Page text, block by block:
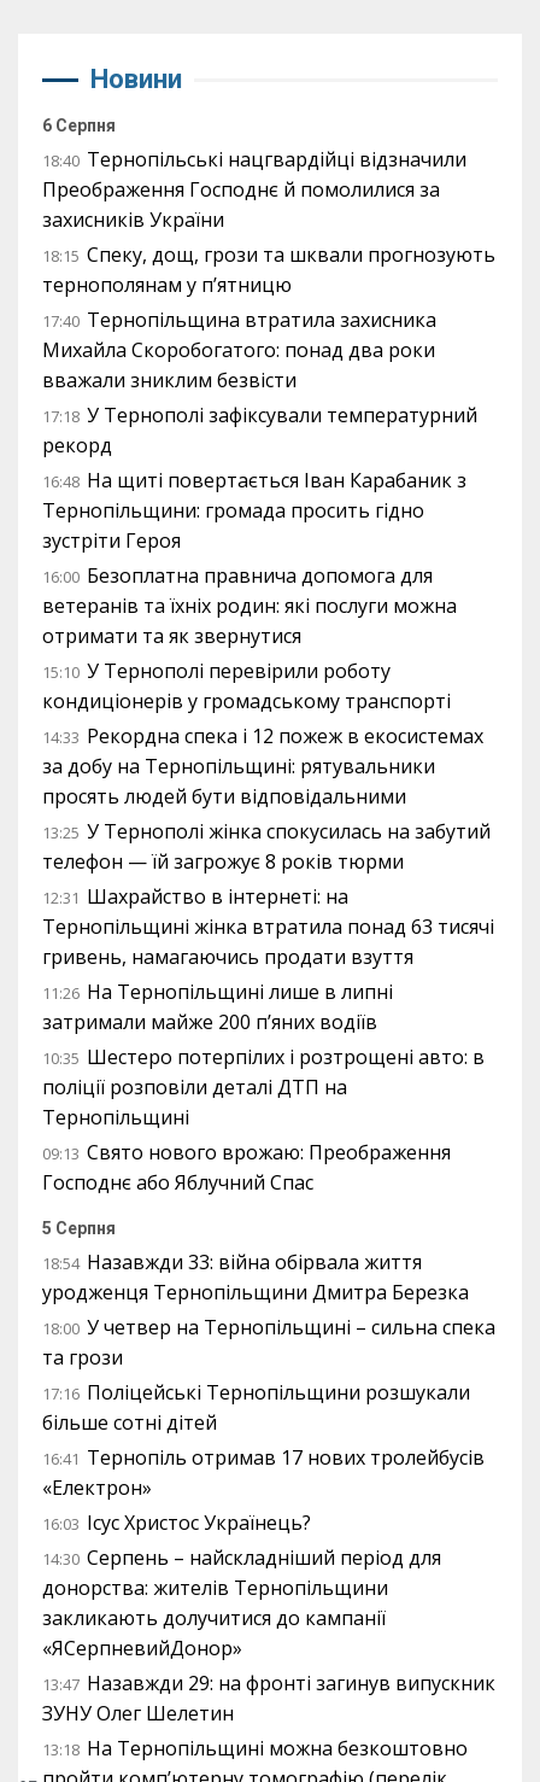
Новини
6 Серпня
18:40 Тернопільські нацгвардійці відзначили
Преображення Господнє й помолилися за
захисників України
18:15 Спеку, дощ, грози та шквали прогнозують
тернополянам у п’ятницю
17:40 Тернопільщина втратила захисника
Михайла Скоробогатого: понад два роки
вважали зниклим безвісти
17:18 У Тернополі зафіксували температурний
рекорд
16:48 На щиті повертається Іван Карабаник з
Тернопільщини: громада просить гідно
зустріти Героя
16:00 Безоплатна правнича допомога для
ветеранів та їхніх родин: які послуги можна
отримати та як звернутися
15:10 У Тернополі перевірили роботу
кондиціонерів у громадському транспорті
14:33 Рекордна спека і 12 пожеж в екосистемах
за добу на Тернопільщині: рятувальники
просять людей бути відповідальними
13:25 У Тернополі жінка спокусилась на забутий
телефон — їй загрожує 8 років тюрми
12:31 Шахрайство в інтернеті: на
Тернопільщині жінка втратила понад 63 тисячі
гривень, намагаючись продати взуття
11:26 На Тернопільщині лише в липні
затримали майже 200 п’яних водіїв
10:35 Шестеро потерпілих і розтрощені авто: в
поліції розповіли деталі ДТП на
Тернопільщині
09:13 Свято нового врожаю: Преображення
Господнє або Яблучний Спас
5 Серпня
18:54 Назавжди 33: війна обірвала життя
уродженця Тернопільщини Дмитра Березка
18:00 У четвер на Тернопільщині – сильна спека
та грози
17:16 Поліцейські Тернопільщини розшукали
більше сотні дітей
16:41 Тернопіль отримав 17 нових тролейбусів
«Електрон»
16:03 Ісус Христос Українець?
14:30 Серпень – найскладніший період для
донорства: жителів Тернопільщини
закликають долучитися до кампанії
«ЯСерпневийДонор»
13:47 Назавжди 29: на фронті загинув випускник
ЗУНУ Олег Шелетин
13:18 На Тернопільщині можна безкоштовно